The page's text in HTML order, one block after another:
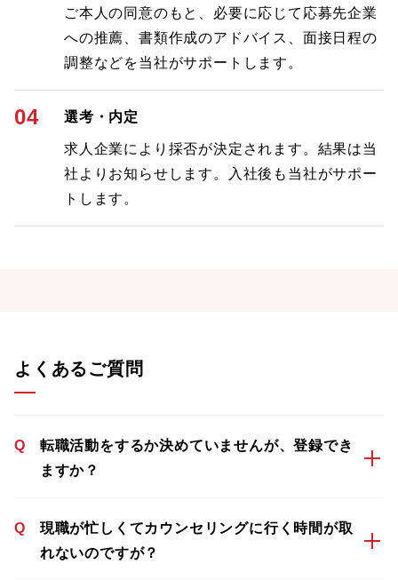
ご本人の同意のもと、必要に応じて応募先企業
への推薦、書類作成のアドバイス、面接日程の
調整などを当社がサポートします。
04 選考・内定
求人企業により採否が決定されます。結果は当
社よりお知らせします。入社後も当社がサポー
トします。
よくあるご質問
Q
転職活動をするか決めていませんが、登録でき
ますか？
Q
現職が忙しくてカウンセリングに行く時間が取
れないのですが？